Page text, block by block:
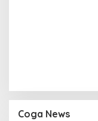
Coga News